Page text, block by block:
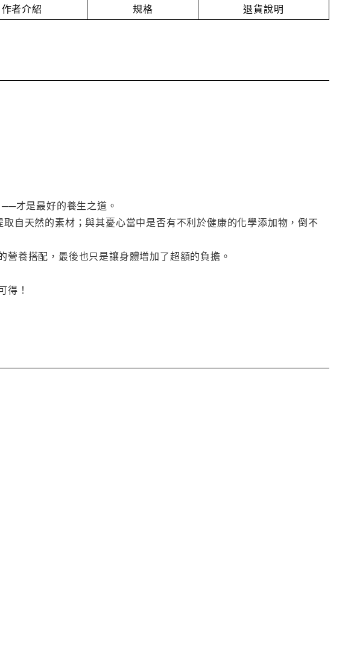
作者介紹 規格 退貨說明
才是最好的養生之道。
自天然的素材；與其憂心當中是否有不利於健康的化學添加物，倒不
養搭配，最後也只是讓身體增加了超額的負擔。
得！